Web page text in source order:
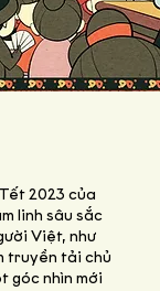
2023 của
linh sâu sắc
Việt, như
truyền tải chủ
góc nhìn mới